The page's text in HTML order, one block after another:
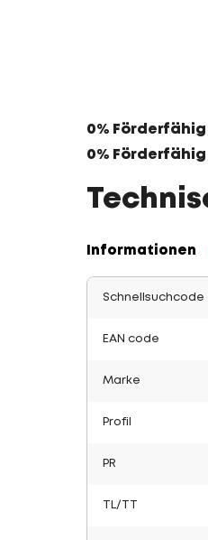
0%
0%
Informationen
Schnellsuchcode
EAN code
Marke
Profil
PR
TL/TT